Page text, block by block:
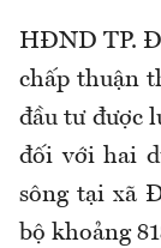
HĐND TP.
chấp thuận
đầu tư được
đối với hai
sông tại xã
bộ khoảng